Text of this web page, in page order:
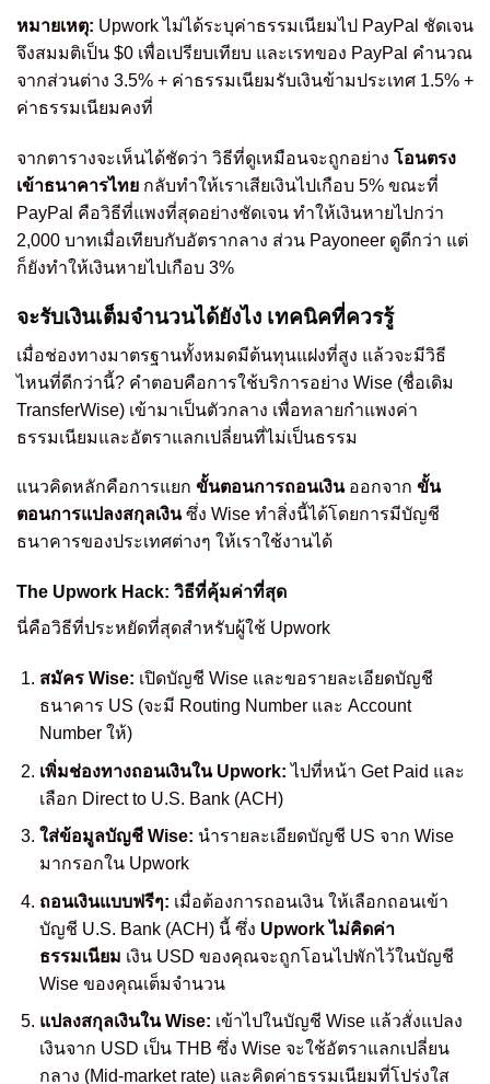
หมายเหตุ: Upwork ไม่ได้ระบุค่าธรรมเนียมไป PayPal ชัดเจน
จึงสมมติเป็น $0 เพื่อเปรียบเทียบ และเรทของ PayPal คำนวณ
จากส่วนต่าง 3.5% + ค่าธรรมเนียมรับเงินข้ามประเทศ 1.5% +
ค่าธรรมเนียมคงที่
จากตารางจะเห็นได้ชัดว่า วิธีที่ดูเหมือนจะถูกอย่าง โอนตรง
เข้าธนาคารไทย กลับทำให้เราเสียเงินไปเกือบ 5% ขณะที่
PayPal คือวิธีที่แพงที่สุดอย่างชัดเจน ทำให้เงินหายไปกว่า
2,000 บาทเมื่อเทียบกับอัตรากลาง ส่วน Payoneer ดูดีกว่า แต่
ก็ยังทำให้เงินหายไปเกือบ 3%
จะรับเงินเต็มจำนวนได้ยังไง เทคนิคที่ควรรู้
เมื่อช่องทางมาตรฐานทั้งหมดมีต้นทุนแฝงที่สูง แล้วจะมีวิธี
ไหนที่ดีกว่านี้? คำตอบคือการใช้บริการอย่าง Wise (ชื่อเดิม
TransferWise) เข้ามาเป็นตัวกลาง เพื่อทลายกำแพงค่า
ธรรมเนียมและอัตราแลกเปลี่ยนที่ไม่เป็นธรรม
แนวคิดหลักคือการแยก ขั้นตอนการถอนเงินออกจาก ขั้น
ตอนการแปลงสกุลเงินซึ่ง Wise ทำสิ่งนี้ได้โดยการมีบัญชี
ธนาคารของประเทศต่างๆ ให้เราใช้งานได้
The Upwork Hack: วิธีที่คุ้มค่าที่สุด
นี่คือวิธีที่ประหยัดที่สุดสำหรับผู้ใช้ Upwork
สมัคร Wise: เปิดบัญชี Wise และขอรายละเอียดบัญชี
ธนาคาร US (จะมี Routing Number และ Account
Number ให้)
เพิ่มช่องทางถอนเงินใน Upwork: ไปที่หน้า Get Paid และ
เลือก Direct to U.S. Bank (ACH)
ใส่ข้อมูลบัญชี Wise: นำรายละเอียดบัญชี US จาก Wise
มากรอกใน Upwork
ถอนเงินแบบฟรีๆ: เมื่อต้องการถอนเงิน ให้เลือกถอนเข้า
บัญชี U.S. Bank (ACH) นี้ ซึ่ง Upwork ไม่คิดค่า
ธรรมเนียม เงิน USD ของคุณจะถูกโอนไปพักไว้ในบัญชี
Wise ของคุณเต็มจำนวน
แปลงสกุลเงินใน Wise: เข้าไปในบัญชี Wise แล้วสั่งแปลง
เงินจาก USD เป็น THB ซึ่ง Wise จะใช้อัตราแลกเปลี่ยน
กลาง (Mid-market rate) และคิดค่าธรรมเนียมที่โปร่งใส